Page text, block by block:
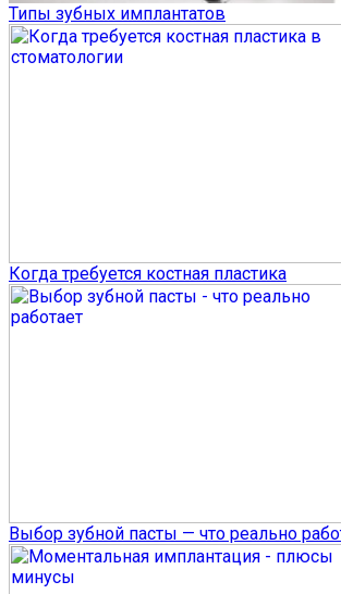
Типы зубных имплантатов
Когда требуется костная пластика
Выбор зубной пасты — что реально